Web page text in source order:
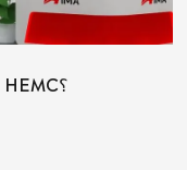
ما هو الفرق بين HPMC و HEMC؟